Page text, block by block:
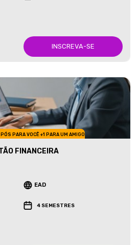
INSCREVA-SE
PARA VOCÊ +1 PARA UM AMIGO
FINANCEIRA
EAD
4 SEMESTRES